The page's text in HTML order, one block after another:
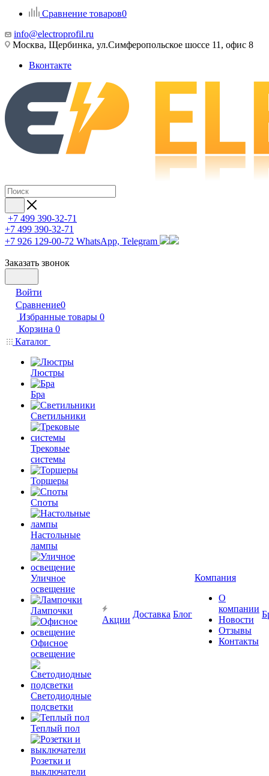
Сравнение товаров0
info@electroprofil.ru
Москва, Щербинка, ул.Симферопольское шоссе 11, офис 8
Вконтакте
+7 499 390-32-71
+7 499 390-32-71
+7 926 129-00-72 WhatsApp, Telegram
Заказать звонок
Войти
Сравнение0
Избранные товары 0
Корзина 0
Каталог
Люстры
Бра
Светильники
Трековые
системы
Торшеры
Споты
Настольные
лампы
Уличное
освещение
Лампочки
Офисное
освещение
Светодиодные
подсветки
Теплый пол
Розетки и
выключатели
Акции
Доставка Блог
Компания
О
компании
Новости
Отзывы
Контакты